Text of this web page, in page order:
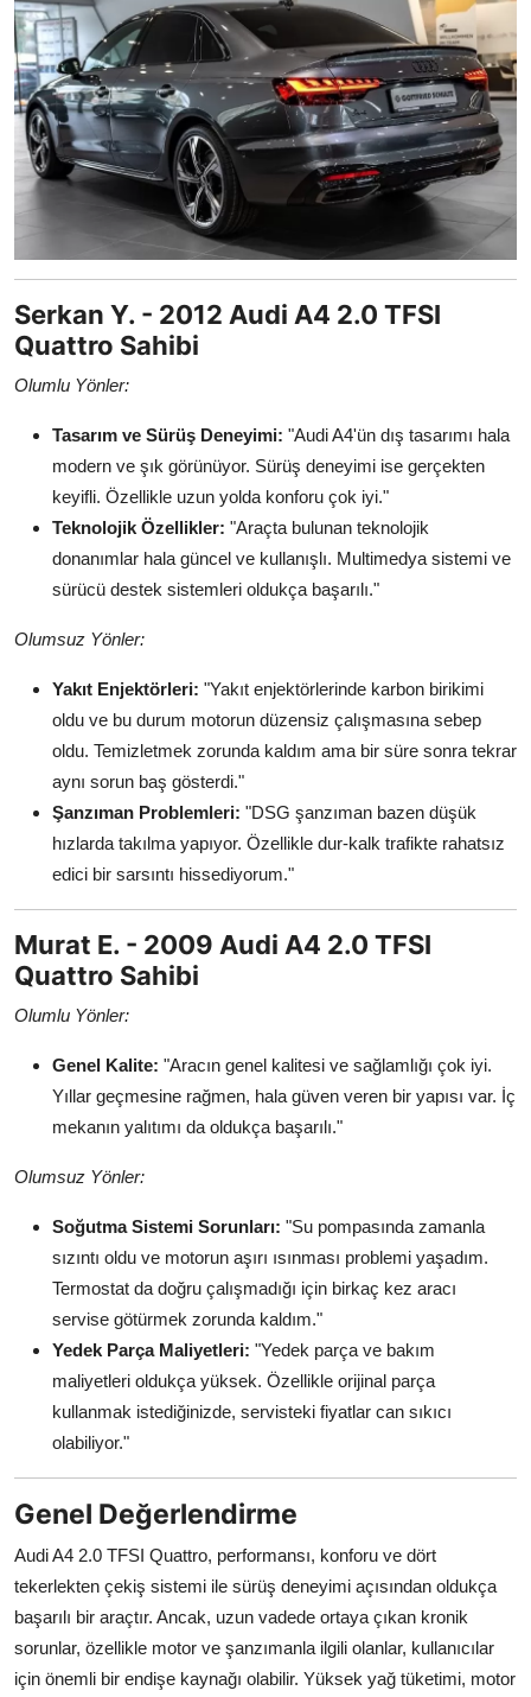
Serkan Y. - 2012 Audi A4 2.0 TFSI
Quattro Sahibi
Olumlu Yönler:
Tasarım ve Sürüş Deneyimi: "Audi A4'ün dış tasarımı hala
modern ve şık görünüyor. Sürüş deneyimi ise gerçekten
keyifli. Özellikle uzun yolda konforu çok iyi."
Teknolojik Özellikler: "Araçta bulunan teknolojik
donanımlar hala güncel ve kullanışlı. Multimedya sistemi ve
sürücü destek sistemleri oldukça başarılı."
Olumsuz Yönler:
Yakıt Enjektörleri: "Yakıt enjektörlerinde karbon birikimi
oldu ve bu durum motorun düzensiz çalışmasına sebep
oldu. Temizletmek zorunda kaldım ama bir süre sonra tekrar
aynı sorun baş gösterdi."
Şanzıman Problemleri: "DSG şanzıman bazen düşük
hızlarda takılma yapıyor. Özellikle dur-kalk trafikte rahatsız
edici bir sarsıntı hissediyorum."
Murat E. - 2009 Audi A4 2.0 TFSI
Quattro Sahibi
Olumlu Yönler:
Genel Kalite: "Aracın genel kalitesi ve sağlamlığı çok iyi.
Yıllar geçmesine rağmen, hala güven veren bir yapısı var. İç
mekanın yalıtımı da oldukça başarılı."
Olumsuz Yönler:
Soğutma Sistemi Sorunları: "Su pompasında zamanla
sızıntı oldu ve motorun aşırı ısınması problemi yaşadım.
Termostat da doğru çalışmadığı için birkaç kez aracı
servise götürmek zorunda kaldım."
Yedek Parça Maliyetleri: "Yedek parça ve bakım
maliyetleri oldukça yüksek. Özellikle orijinal parça
kullanmak istediğinizde, servisteki fiyatlar can sıkıcı
olabiliyor."
Genel Değerlendirme
Audi A4 2.0 TFSI Quattro, performansı, konforu ve dört
tekerlekten çekiş sistemi ile sürüş deneyimi açısından oldukça
başarılı bir araçtır. Ancak, uzun vadede ortaya çıkan kronik
sorunlar, özellikle motor ve şanzımanla ilgili olanlar, kullanıcılar
için önemli bir endişe kaynağı olabilir. Yüksek yağ tüketimi, motor